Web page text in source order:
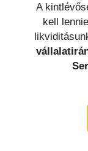
A
kell